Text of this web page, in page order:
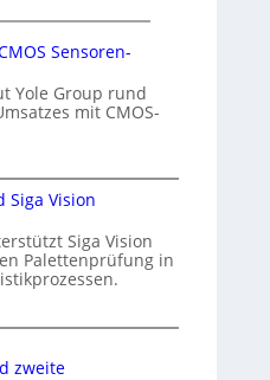
Sensoren-
Yole Group rund
mit CMOS-
Siga Vision
Siga Vision
Palettenprüfung in
zweite